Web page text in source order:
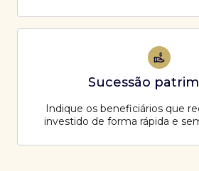
Sucessão
Indique os beneficiários que
investido de forma rápida e